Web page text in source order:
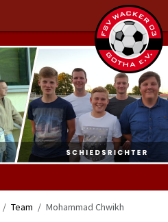
Team Mohammad Chwikh